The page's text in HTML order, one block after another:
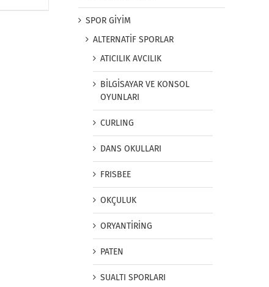
SPOR GİYİM
ALTERNATİF SPORLAR
ATICILIK AVCILIK
BİLGİSAYAR VE KONSOL
OYUNLARI
CURLING
DANS OKULLARI
FRISBEE
OKÇULUK
ORYANTİRİNG
PATEN
SUALTI SPORLARI